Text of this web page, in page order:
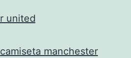
camiseta manchester